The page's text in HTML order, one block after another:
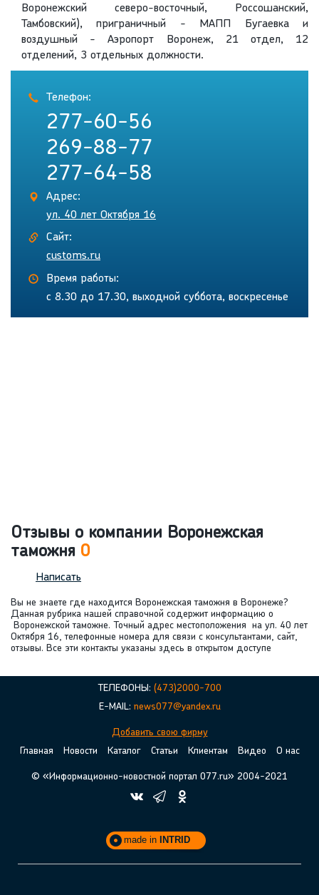
Воронежский северо-восточный, Россошанский,
Тамбовский), приграничный - МАПП Бугаевка и
воздушный - Аэропорт Воронеж, 21 отдел, 12
отделений, 3 отдельных должности.
Телефон:
277-60-56
269-88-77
277-64-58
Адрес:
ул. 40 лет Октября 16
Сайт:
customs.ru
Время работы:
с 8.30 до 17.30, выходной суббота, воскресенье
Отзывы о компании Воронежская
таможня 0
Написать
Вы не знаете где находится Воронежская таможня в Воронеже?
Данная рубрика нашей справочной содержит информацию о
Воронежской таможне. Точный адрес местоположения на ул. 40 лет
Октября 16, телефонные номера для связи с консультантами, сайт,
отзывы. Все эти контакты указаны здесь в открытом доступе
ТЕЛЕФОНЫ: (473)2000-700
E-MAIL: news077@yandex.ru
Добавить свою фирму
Главная
Новости Каталог Статьи Клиентам Видео О нас
© «Информационно-новостной портал 077.ru» 2004-2021
made in INTRID